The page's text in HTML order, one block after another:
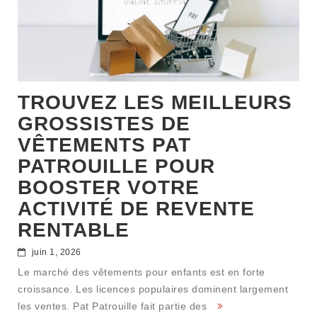
TROUVEZ LES MEILLEURS
GROSSISTES DE
VÊTEMENTS PAT
PATROUILLE POUR
BOOSTER VOTRE
ACTIVITÉ DE REVENTE
RENTABLE
juin 1, 2026
Le marché des vêtements pour enfants est en forte
croissance. Les licences populaires dominent largement
les ventes. Pat Patrouille fait partie des